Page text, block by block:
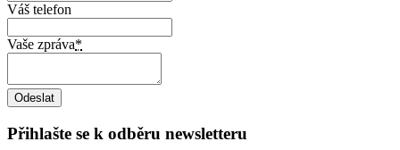
Váš telefon
Vaše zpráva*
Přihlašte se k odběru newsletteru